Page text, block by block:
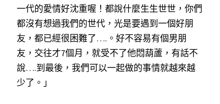
一代的愛情好沈重喔！都說什麼生生世世，你們
都沒有想過我們的世代，光是要遇到一個好朋
友，都已經很困難了….。好不容易有個男朋
友，交往才7個月，就受不了他悶葫蘆，有話不
說….到最後，我們可以一起做的事情就越來越
少了。」